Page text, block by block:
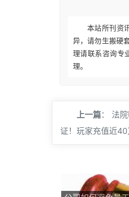
本站所刊资
异，请勿生搬硬
理请联系咨询专
理。
上一篇： 法
证！玩家充值近